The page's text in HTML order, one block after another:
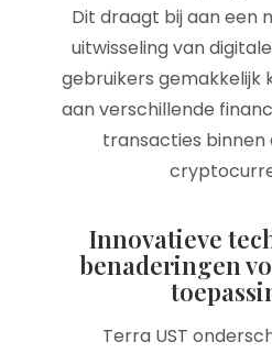
Dit draagt bij aan een
uitwisseling van
gebruikers gemakkelijk
aan verschillende
transacties binnen
Innovatieve
benaderingen
Terra UST